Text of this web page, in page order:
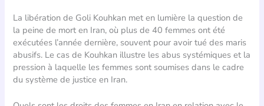
La libération de Goli Kouhkan met en lumière la question de
la peine de mort en Iran, où plus de 40 femmes ont été
exécutées l’année dernière, souvent pour avoir tué des maris
abusifs. Le cas de Kouhkan illustre les abus systémiques et la
pression à laquelle les femmes sont soumises dans le cadre
du système de justice en Iran.